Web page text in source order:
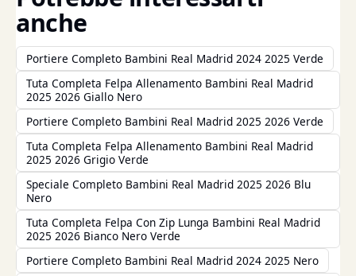
anche
Portiere Completo Bambini Real Madrid 2024 2025 Verde
Tuta Completa Felpa Allenamento Bambini Real Madrid
2025 2026 Giallo Nero
Portiere Completo Bambini Real Madrid 2025 2026 Verde
Tuta Completa Felpa Allenamento Bambini Real Madrid
2025 2026 Grigio Verde
Speciale Completo Bambini Real Madrid 2025 2026 Blu
Nero
Tuta Completa Felpa Con Zip Lunga Bambini Real Madrid
2025 2026 Bianco Nero Verde
Portiere Completo Bambini Real Madrid 2024 2025 Nero